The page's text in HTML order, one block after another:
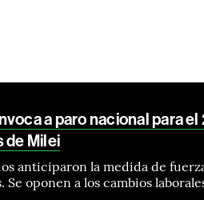
a paro nacional para
de Milei
anticiparon la medida de
Se oponen a los cambios